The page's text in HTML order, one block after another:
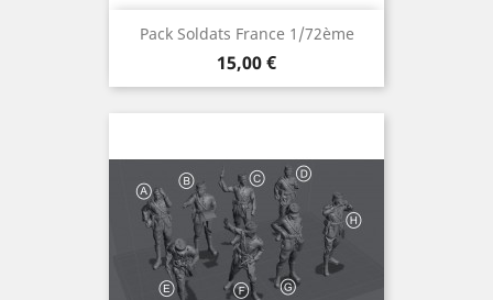
Pack Soldats France 1/72ème
Prix
15,00 €